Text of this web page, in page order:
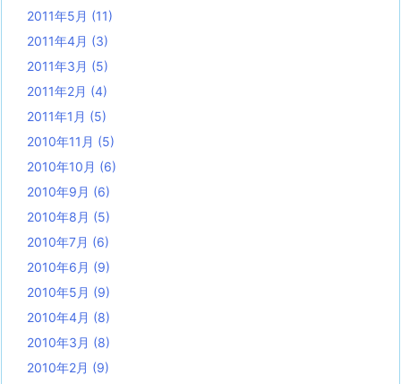
2011年5月 (11)
2011年4月 (3)
2011年3月 (5)
2011年2月 (4)
2011年1月 (5)
2010年11月 (5)
2010年10月 (6)
2010年9月 (6)
2010年8月 (5)
2010年7月 (6)
2010年6月 (9)
2010年5月 (9)
2010年4月 (8)
2010年3月 (8)
2010年2月 (9)